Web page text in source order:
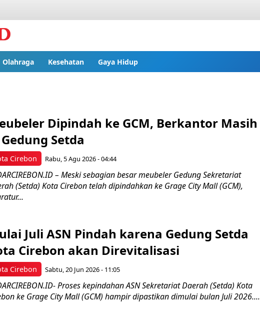
Olahraga Kesehatan Gaya Hidup
Cirebon
Dipindah ke GCM, Berkantor Masih
Setda
Rabu, 5 Agu 2026 - 04:44
– Meski sebagian besar meubeler Gedung Sekretariat
(Setda) Kota Cirebon telah dipindahkan ke Grage City Mall (GCM),
Cirebon
Juli ASN Pindah karena Gedung Setda
Cirebon akan Direvitalisasi
Sabtu, 20 Jun 2026 - 11:05
Proses kepindahan ASN Sekretariat Daerah (Setda) Kota
ke Grage City Mall (GCM) hampir dipastikan dimulai bulan Juli 2026....